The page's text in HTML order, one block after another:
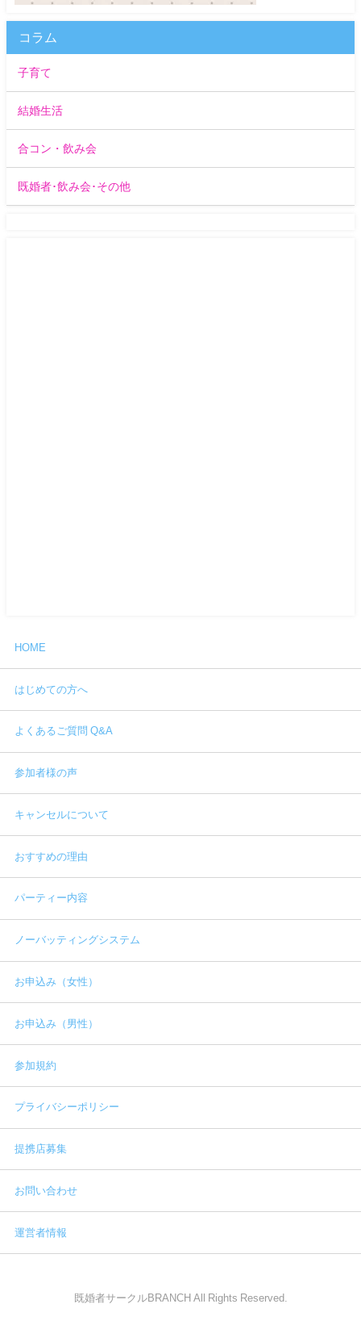
コラム
子育て
結婚生活
合コン・飲み会
既婚者･飲み会･その他
HOME
はじめての方へ
よくあるご質問 Q&A
参加者様の声
キャンセルについて
おすすめの理由
パーティー内容
ノーバッティングシステム
お申込み（女性）
お申込み（男性）
参加規約
プライバシーポリシー
提携店募集
お問い合わせ
運営者情報
既婚者サークルBRANCH All Rights Reserved.